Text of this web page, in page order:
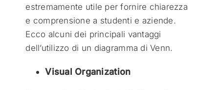
estremamente utile per fornire chiarezza
e comprensione a studenti e aziende.
Ecco alcuni dei principali vantaggi
dell’utilizzo di un diagramma di Venn.
Visual Organization